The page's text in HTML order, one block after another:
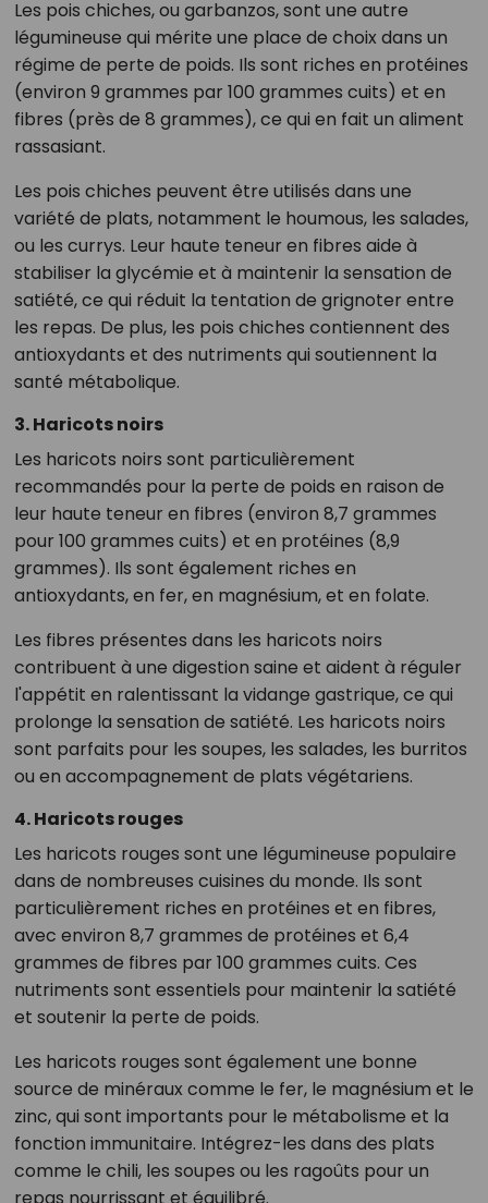
Les pois chiches, ou garbanzos, sont une autre
légumineuse qui mérite une place de choix dans un
régime de perte de poids. Ils sont riches en protéines
(environ 9 grammes par 100 grammes cuits) et en
fibres (près de 8 grammes), ce qui en fait un aliment
rassasiant.
Les pois chiches peuvent être utilisés dans une
variété de plats, notamment le houmous, les salades,
ou les currys. Leur haute teneur en fibres aide à
stabiliser la glycémie et à maintenir la sensation de
satiété, ce qui réduit la tentation de grignoter entre
les repas. De plus, les pois chiches contiennent des
antioxydants et des nutriments qui soutiennent la
santé métabolique.
3. Haricots noirs
Les haricots noirs sont particulièrement
recommandés pour la perte de poids en raison de
leur haute teneur en fibres (environ 8,7 grammes
pour 100 grammes cuits) et en protéines (8,9
grammes). Ils sont également riches en
antioxydants, en fer, en magnésium, et en folate.
Les fibres présentes dans les haricots noirs
contribuent à une digestion saine et aident à réguler
l'appétit en ralentissant la vidange gastrique, ce qui
prolonge la sensation de satiété. Les haricots noirs
sont parfaits pour les soupes, les salades, les burritos
ou en accompagnement de plats végétariens.
4. Haricots rouges
Les haricots rouges sont une légumineuse populaire
dans de nombreuses cuisines du monde. Ils sont
particulièrement riches en protéines et en fibres,
avec environ 8,7 grammes de protéines et 6,4
grammes de fibres par 100 grammes cuits. Ces
nutriments sont essentiels pour maintenir la satiété
et soutenir la perte de poids.
Les haricots rouges sont également une bonne
source de minéraux comme le fer, le magnésium et le
zinc, qui sont importants pour le métabolisme et la
fonction immunitaire. Intégrez-les dans des plats
comme le chili, les soupes ou les ragoûts pour un